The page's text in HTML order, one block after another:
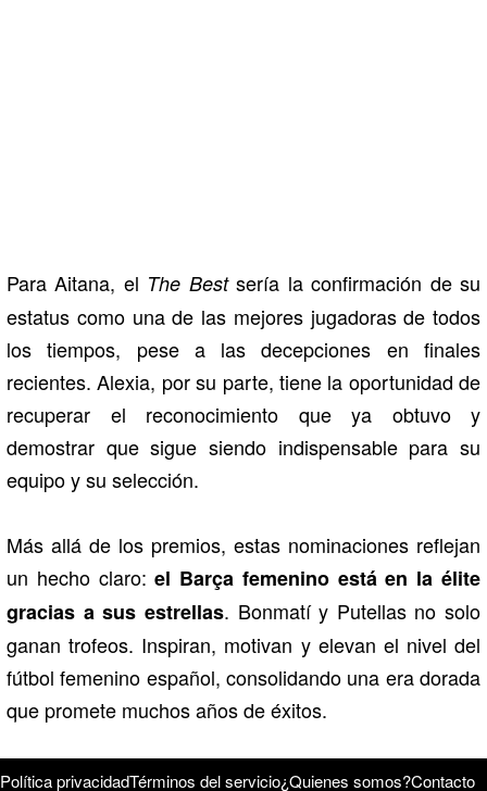
Para Aitana, el The Bestsería la confirmación de su
estatus como una de las mejores jugadoras de todos
los tiempos, pese a las decepciones en finales
recientes. Alexia, por su parte, tiene la oportunidad de
recuperar el reconocimiento que ya obtuvo y
demostrar que sigue siendo indispensable para su
equipo y su selección.
Más allá de los premios, estas nominaciones reflejan
un hecho claro:el Barça femenino está en la élite
gracias a sus estrellas. Bonmatí y Putellas no solo
ganan trofeos. Inspiran, motivan y elevan el nivel del
fútbol femenino español, consolidando una era dorada
que promete muchos años de éxitos.
Política privacidadTérminos del servicio¿Quienes somos?Contacto